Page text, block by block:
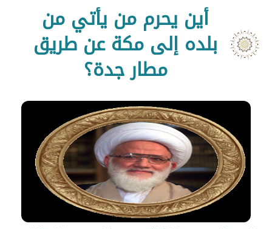
أين يحرم من يأتي من
بلده إلى مكة عن طريق
مطار جدة؟